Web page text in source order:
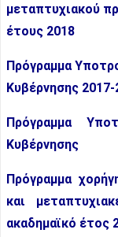
μεταπτυχιακού
έτους 2018
Πρόγραμμα
Κυβέρνησης 2017-
Πρόγραμμα
Κυβέρνησης
Πρόγραμμα
και
ακαδημαϊκό έτος